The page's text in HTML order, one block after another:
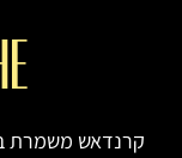
קרנדאש משמרת